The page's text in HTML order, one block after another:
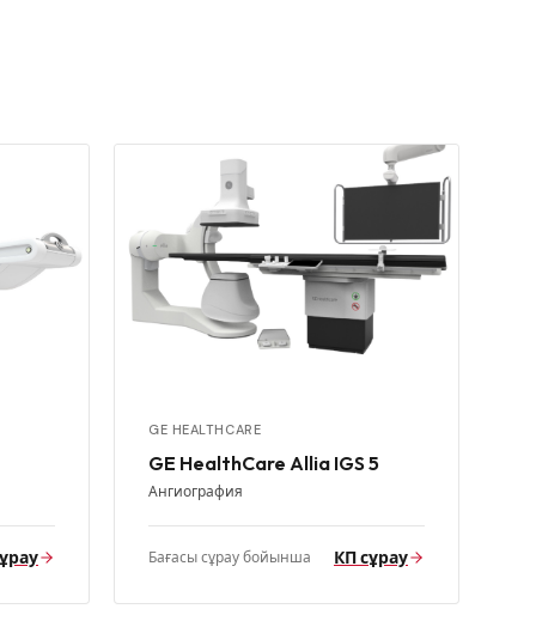
GE HEALTHCARE
GE HealthCare Allia IGS 5
Ангиография
Бағасы сұрау бойынша КП сұрау